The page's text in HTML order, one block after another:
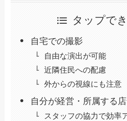
タップで
自宅での撮影
自由な演出が可能
近隣住民への配慮
外からの視線にも注意
自分が経営・所属する
スタッフの協力で効率